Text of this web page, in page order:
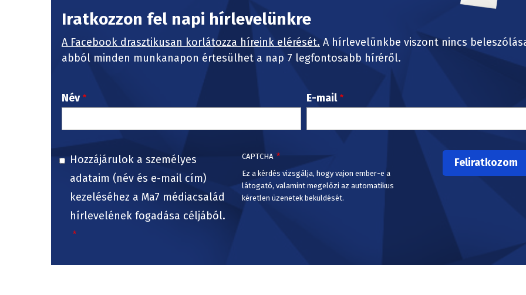
Iratkozzon fel napi hírlevelünkre
A Facebook drasztikusan korlátozza híreink elérését. A hírlevelünkbe viszont nincs
abból minden munkanapon értesülhet a nap 7 legfontosabb híréről.
Név E-mail
Hozzájárulok a személyes
adataim (név és e-mail cím)
kezeléséhez a Ma7 médiacsalád
hírlevelének fogadása céljából.
CAPTCHA
Ez a kérdés vizsgálja, hogy vajon ember-e a
látogató, valamint megelőzi az automatikus
kéretlen üzenetek beküldését.